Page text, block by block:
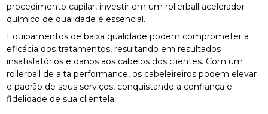
procedimento capilar, investir em um rollerball acelerador
químico de qualidade é essencial.
Equipamentos de baixa qualidade podem comprometer a
eficácia dos tratamentos, resultando em resultados
insatisfatórios e danos aos cabelos dos clientes. Com um
rollerball de alta performance, os cabeleireiros podem elevar
o padrão de seus serviços, conquistando a confiança e
fidelidade de sua clientela.